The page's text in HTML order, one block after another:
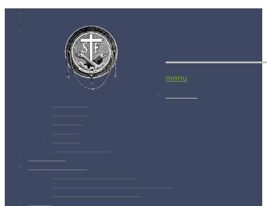
menu
Albánsko
Bratislava
Juniorát
Brehov
Levoča
Spišský Štvrtok
Povolanie
Svätý František
Životopis sv. Františka
Chronológia života sv. Františka
Testament sv. Františka